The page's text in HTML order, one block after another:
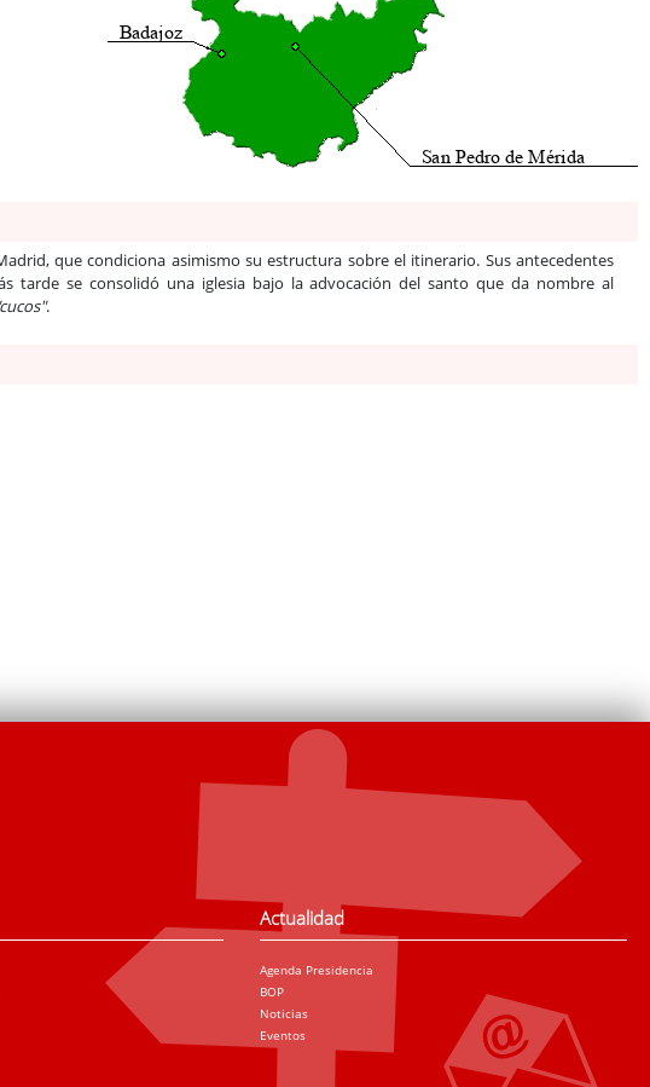
que condiciona asimismo su estructura sobre el itinerario. Sus antecedentes
tarde se consolidó una iglesia bajo la advocación del santo que da nombre al
.
Actualidad
Agenda Presidencia
BOP
Noticias
Eventos